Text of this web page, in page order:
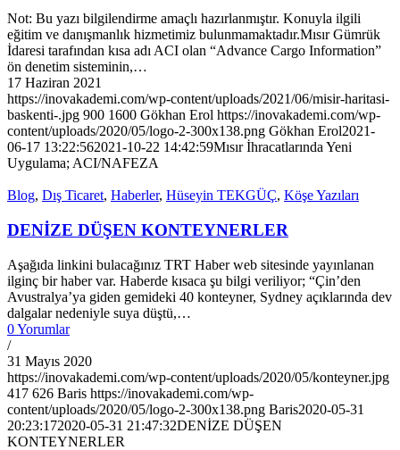
Not: Bu yazı bilgilendirme amaçlı hazırlanmıştır. Konuyla ilgili
eğitim ve danışmanlık hizmetimiz bulunmamaktadır.Mısır Gümrük
İdaresi tarafından kısa adı ACI olan “Advance Cargo Information”
ön denetim sisteminin,…
17 Haziran 2021
https://inovakademi.com/wp-content/uploads/2021/06/misir-haritasi-
baskenti-.jpg 900 1600 Gökhan Erol https://inovakademi.com/wp-
content/uploads/2020/05/logo-2-300x138.png Gökhan Erol2021-
06-17 13:22:562021-10-22 14:42:59Mısır İhracatlarında Yeni
Uygulama; ACI/NAFEZA
Blog, Dış Ticaret, Haberler, Hüseyin TEKGÜÇ, Köşe Yazıları
DENİZE DÜŞEN KONTEYNERLER
Aşağıda linkini bulacağınız TRT Haber web sitesinde yayınlanan
ilginç bir haber var. Haberde kısaca şu bilgi veriliyor; “Çin’den
Avustralya’ya giden gemideki 40 konteyner, Sydney açıklarında dev
dalgalar nedeniyle suya düştü,…
0 Yorumlar
/
31 Mayıs 2020
https://inovakademi.com/wp-content/uploads/2020/05/konteyner.jpg
417 626 Baris https://inovakademi.com/wp-
content/uploads/2020/05/logo-2-300x138.png Baris2020-05-31
20:23:172020-05-31 21:47:32DENİZE DÜŞEN
KONTEYNERLER